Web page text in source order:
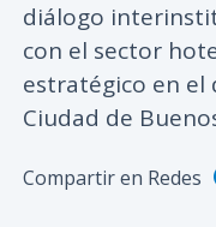
diálogo
con el sector
estratégico en
Ciudad de
Compartir en Redes